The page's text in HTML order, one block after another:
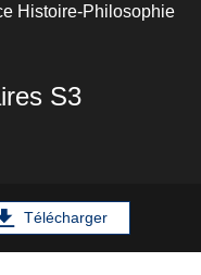
Histoire-Philosophie
S3
Télécharger